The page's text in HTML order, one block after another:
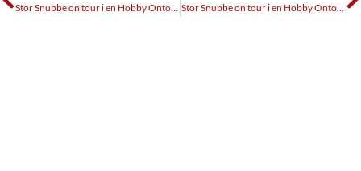
Stor Snubbe on tour i en Hobby Ontour. Del 3, långpromenad i Prag Stor Snubbe on tour i en Hobby Ontour. Del 5, vänder tillbaka